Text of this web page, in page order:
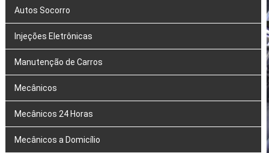
Autos Socorro
Injeções Eletrônicas
Manutenção de Carros
Mecânicos
Mecânicos 24 Horas
Mecânicos a Domicílio